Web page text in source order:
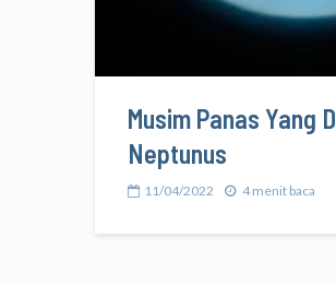
Musim Panas Yang
Neptunus
11/04/2022 4 menit baca